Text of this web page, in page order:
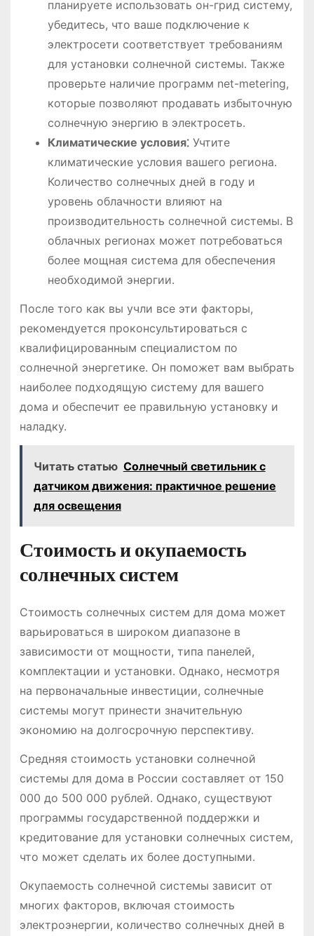
планируете использовать он-грид систему,
убедитесь, что ваше подключение к
электросети соответствует требованиям
для установки солнечной системы. Также
проверьте наличие программ net-metering,
которые позволяют продавать избыточную
солнечную энергию в электросеть.
Климатические условия⁚Учтите
климатические условия вашего региона.
Количество солнечных дней в году и
уровень облачности влияют на
производительность солнечной системы. В
облачных регионах может потребоваться
более мощная система для обеспечения
необходимой энергии.
После того как вы учли все эти факторы,
рекомендуется проконсультироваться с
квалифицированным специалистом по
солнечной энергетике. Он поможет вам выбрать
наиболее подходящую систему для вашего
дома и обеспечит ее правильную установку и
наладку.
Читать статью Солнечный светильник с
датчиком движения: практичное решение
для освещения
Стоимость и окупаемость
солнечных систем
Стоимость солнечных систем для дома может
варьироваться в широком диапазоне в
зависимости от мощности, типа панелей,
комплектации и установки. Однако, несмотря
на первоначальные инвестиции, солнечные
системы могут принести значительную
экономию на долгосрочную перспективу.
Средняя стоимость установки солнечной
системы для дома в России составляет от 150
000 до 500 000 рублей. Однако, существуют
программы государственной поддержки и
кредитование для установки солнечных систем,
что может сделать их более доступными.
Окупаемость солнечной системы зависит от
многих факторов, включая стоимость
электроэнергии, количество солнечных дней в